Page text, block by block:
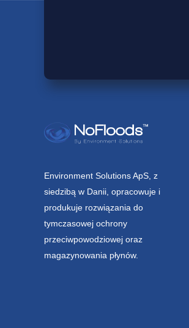
Environment Solutions ApS, z
siedzibą w Danii, opracowuje i
produkuje rozwiązania do
tymczasowej ochrony
przeciwpowodziowej oraz
magazynowania płynów.